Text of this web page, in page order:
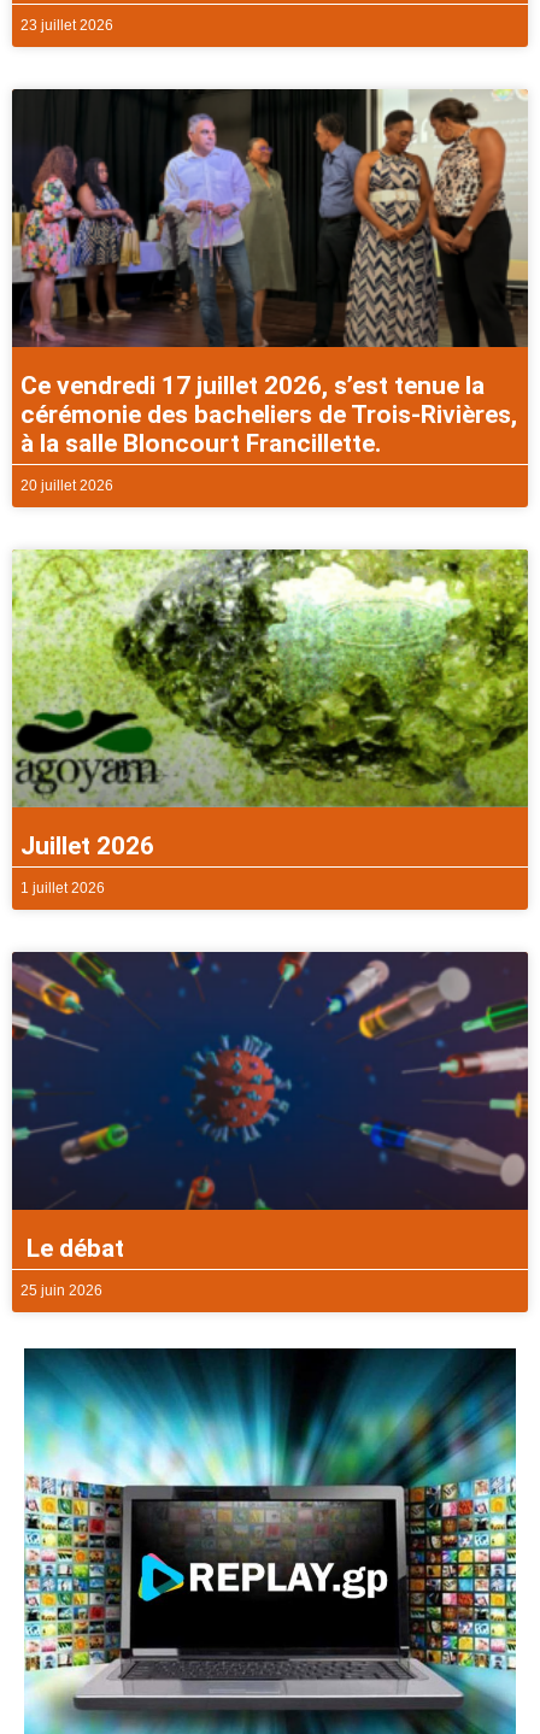
23 juillet 2026
Ce vendredi 17 juillet 2026, s’est tenue la
cérémonie des bacheliers de Trois-Rivières,
à la salle Bloncourt Francillette.
20 juillet 2026
Juillet 2026
1 juillet 2026
Le débat
25 juin 2026